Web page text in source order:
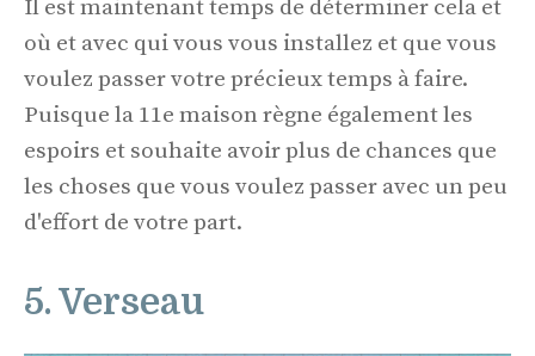
Il est maintenant temps de déterminer cela et
où et avec qui vous vous installez et que vous
voulez passer votre précieux temps à faire.
Puisque la 11e maison règne également les
espoirs et souhaite avoir plus de chances que
les choses que vous voulez passer avec un peu
d'effort de votre part.
5. Verseau